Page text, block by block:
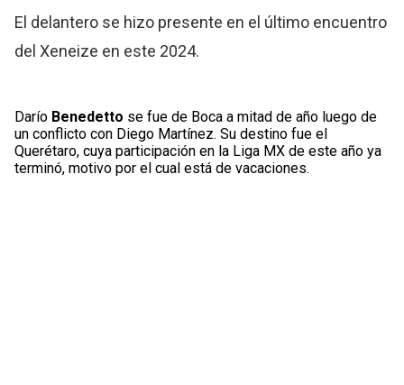
El delantero se hizo presente en el último encuentro
del Xeneize en este 2024.
Darío Benedetto se fue de Boca a mitad de año luego de
un conflicto con Diego Martínez. Su destino fue el
Querétaro, cuya participación en la Liga MX de este año ya
terminó, motivo por el cual está de vacaciones.